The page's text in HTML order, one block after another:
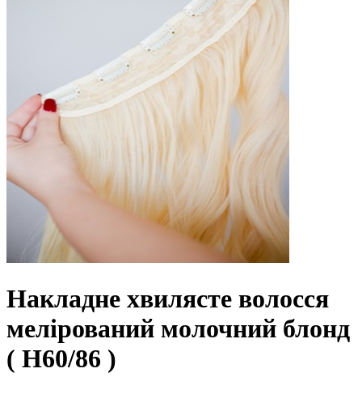
Накладне хвилясте волосся
мелірований молочний блонд
( H60/86 )